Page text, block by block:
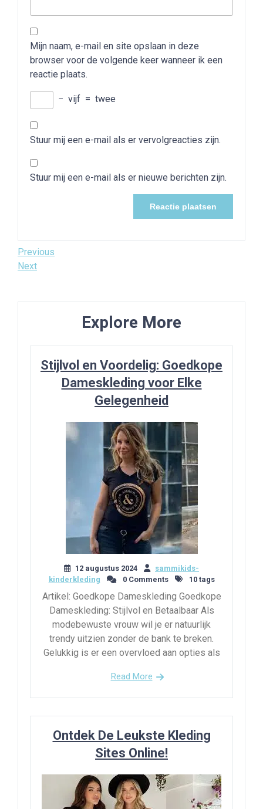
Mijn naam, e-mail en site opslaan in deze
browser voor de volgende keer wanneer ik een
reactie plaats.
− vijf = twee
Stuur mij een e-mail als er vervolgreacties zijn.
Stuur mij een e-mail als er nieuwe berichten zijn.
Bericht
navigatie
Previous
Post
Previous
Next
Next
Explore More
Stijlvol en Voordelig: Goedkope
Dameskleding voor Elke
Gelegenheid
12 augustus 2024
sammikids-
kinderkleding
0 Comments 10 tags
Artikel: Goedkope Dameskleding Goedkope
Dameskleding: Stijlvol en Betaalbaar Als
modebewuste vrouw wil je er natuurlijk
trendy uitzien zonder de bank te breken.
Gelukkig is er een overvloed aan opties als
Read More
Ontdek De Leukste Kleding
Sites Online!